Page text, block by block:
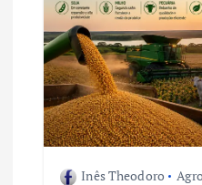
P
o
s
t
Inês Theodoro